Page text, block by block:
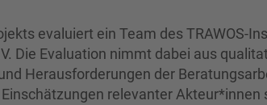
evaluiert ein Team des TRAWOS-
Die Evaluation nimmt dabei aus
Herausforderungen der
relevanter